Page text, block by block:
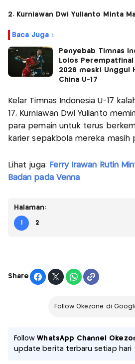
2. Kurniawan Dwi Yulianto Minta
Baca Juga :
Penyebab Timnas
Lolos Perempatfinal
2026 meski Unggul
China U-17
Kelar Timnas Indonesia U-17
17, Kurniawan Dwi Yulianto
para pemain untuk terus
karier sepakbola mereka masih
Lihat juga: Ferry Irawan Rutin
Badan pada Venna
Halaman:
1 2
Share
Follow Okezone di
FollowWhatsApp Channel
update berita terbaru setiap hari